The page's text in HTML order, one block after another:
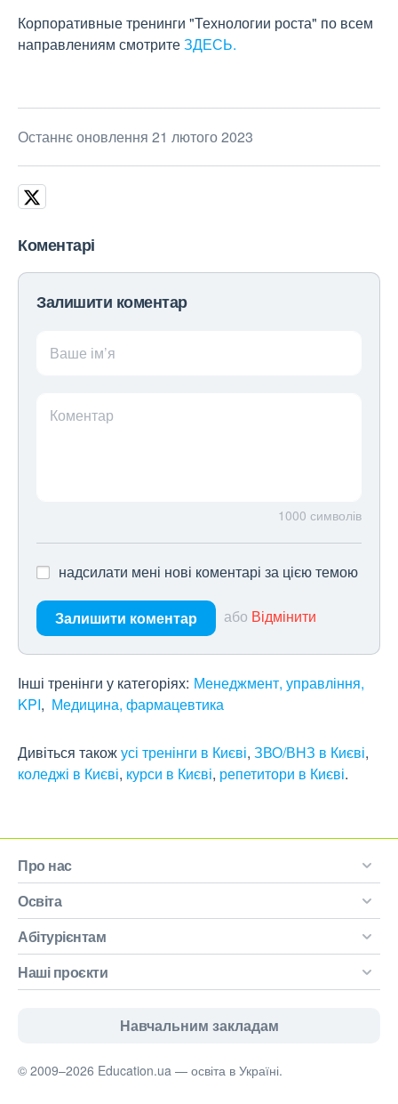
Корпоративные тренинги "Технологии роста" по всем
направлениям смотритеЗДЕСЬ.
Останнє оновлення 21 лютого 2023
Коментарі
Залишити коментар
Ваше ім’я
Коментар
1000 символів
надсилати мені нові коментарі за цією темою
Залишити коментар або Відмінити
Інші тренінги у категоріях: Менеджмент, управління,
KPI
Медицина, фармацевтика
Дивіться такожусі тренінги в Києві, ЗВО/ВНЗ в Києві,
коледжі в Києві, курси в Києві, репетитори в Києві.
Про нас
Освіта
Абітурієнтам
Наші проєкти
Навчальним закладам
© 2009–2026 Education.ua — освіта в Україні.